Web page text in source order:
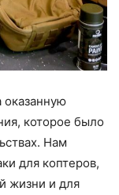
оказанную
которое было
Нам
для коптеров,
жизни и для